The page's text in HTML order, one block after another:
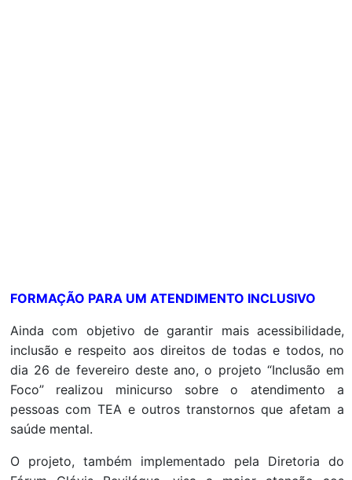
FORMAÇÃO PARA UM ATENDIMENTO INCLUSIVO
Ainda com objetivo de garantir mais acessibilidade,
inclusão e respeito aos direitos de todas e todos, no
dia 26 de fevereiro deste ano, o projeto “Inclusão em
Foco” realizou minicurso sobre o atendimento a
pessoas com TEA e outros transtornos que afetam a
saúde mental.
O projeto, também implementado pela Diretoria do